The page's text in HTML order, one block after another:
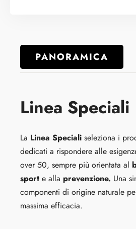
PANORAMICA
Linea Speciali
La Linea Speciali seleziona i
dedicati a rispondere alle
over 50, sempre più orientata al
sporte alla prevenzione. Una
componenti di origine naturale
massima efficacia.